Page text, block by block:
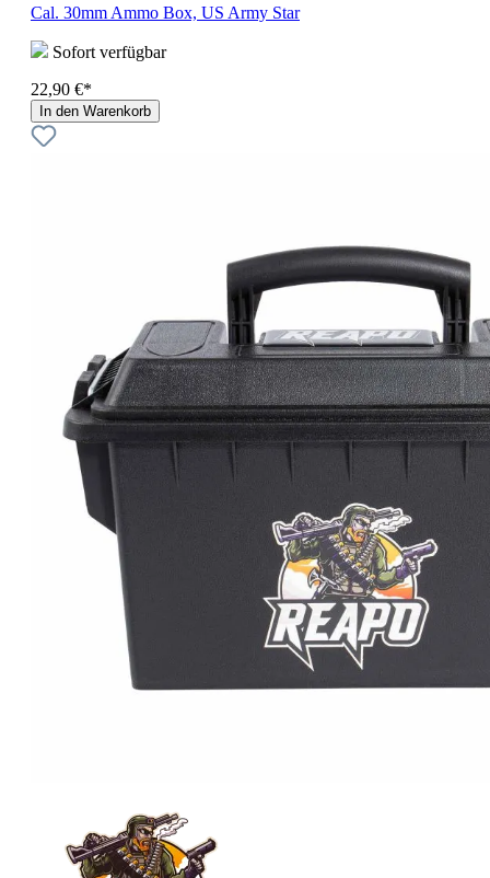
Cal. 30mm Ammo Box, US Army Star
Sofort verfügbar
22,90 €*
In den Warenkorb